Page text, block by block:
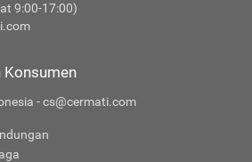
9:00-17:00)
Konsumen
- cs@cermati.com